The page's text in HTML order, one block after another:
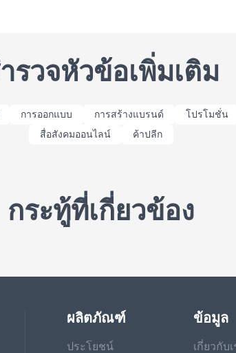
รวจหัวข้อเพิ่มเติม
การออกแบบ การสร้างแบรนด์ โปรโมชั่น
สื่อสังคมออนไลน์
ค้าปลีก
กระทู้ที่เกี่ยวข้อง
ผลิตภัณฑ์
ประโยชน์
ข้อมูล
เกี่ยวกับเ